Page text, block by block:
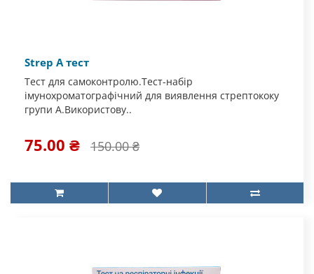
Strep А тест
Тест для самоконтролю.Тест-набір
імунохроматографічний для виявлення стрептококу
групи А.Використову..
75.00 ₴ 150.00 ₴